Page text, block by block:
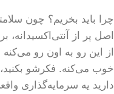
چرا باید بخریم؟ چون
اصل پر از
از این رو به اون رو
خوب می‌کنه. فکرشو
دارید یه سرمایه‌گذاری